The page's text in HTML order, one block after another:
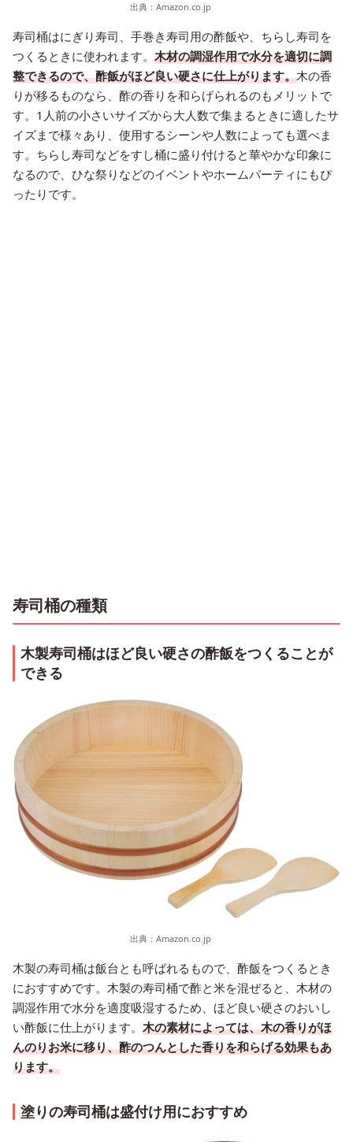
出典： Amazon.co.jp
寿司桶はにぎり寿司、手巻き寿司用の酢飯や、ちらし寿司を
つくるときに使われます。 木材の調湿作用で水分を適切に調
整できるので、酢飯がほど良い硬さに仕上がります。木の香
りが移るものなら、酢の香りを和らげられるのもメリットで
す。1人前の小さいサイズから大人数で集まるときに適したサ
イズまで様々あり、使用するシーンや人数によっても選べま
す。ちらし寿司などをすし桶に盛り付けると華やかな印象に
なるので、ひな祭りなどのイベントやホームパーティにもぴ
ったりです。
寿司桶の種類
木製寿司桶はほど良い硬さの酢飯をつくることが
できる
出典： Amazon.co.jp
木製の寿司桶は飯台とも呼ばれるもので、酢飯をつくるとき
におすすめです。木製の寿司桶で酢と米を混ぜると、木材の
調湿作用で水分を適度吸湿するため、ほど良い硬さのおいし
い酢飯に仕上がります。 木の素材によっては、木の香りがほ
んのりお米に移り、酢のつんとした香りを和らげる効果もあ
ります。
塗りの寿司桶は盛付け用におすすめ